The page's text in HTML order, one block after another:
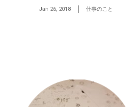
Jan 26, 2018 仕事のこと